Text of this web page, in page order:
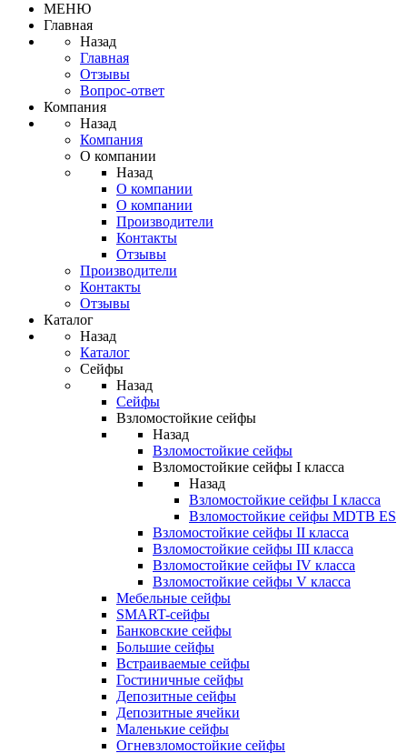
МЕНЮ
Главная
Назад
Главная
Отзывы
Вопрос-ответ
Компания
Назад
Компания
О компании
Назад
О компании
О компании
Производители
Контакты
Отзывы
Производители
Контакты
Отзывы
Каталог
Назад
Каталог
Сейфы
Назад
Сейфы
Взломостойкие сейфы
Назад
Взломостойкие сейфы
Взломостойкие сейфы I класса
Назад
Взломостойкие сейфы I класса
Взломостойкие сейфы MDTB ES
Взломостойкие сейфы II класса
Взломостойкие сейфы III класса
Взломостойкие сейфы IV класса
Взломостойкие сейфы V класса
Мебельные сейфы
SMART-сейфы
Банковские сейфы
Большие сейфы
Встраиваемые сейфы
Гостиничные сейфы
Депозитные сейфы
Депозитные ячейки
Маленькие сейфы
Огневзломостойкие сейфы